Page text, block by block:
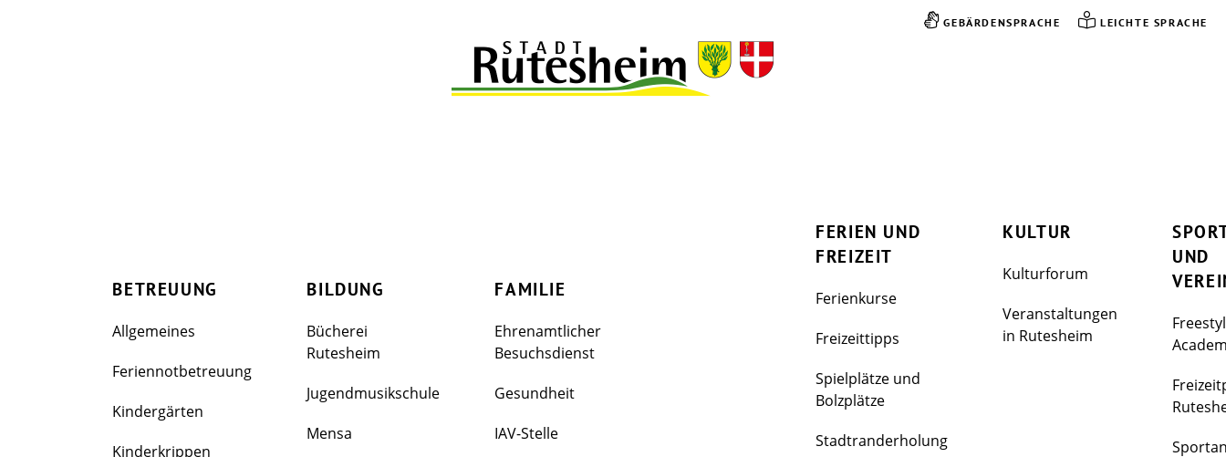
GEBÄRDENSPRACHE LEICHTE SPRACHE
FAMILIE
BETREUUNG
Allgemeines
Feriennotbetreuung
Kindergärten
Kinderkrippen
BILDUNG
Bücherei
Rutesheim
Jugendmusikschule
Mensa
FAMILIE
Ehrenamtlicher
Besuchsdienst
Gesundheit
IAV-Stelle
FERIEN UND
FREIZEIT
Ferienkurse
Freizeittipps
Spielplätze und
Bolzplätze
Stadtranderholung
KULTUR
Kulturforum
Veranstaltungen
in Rutesheim
UND